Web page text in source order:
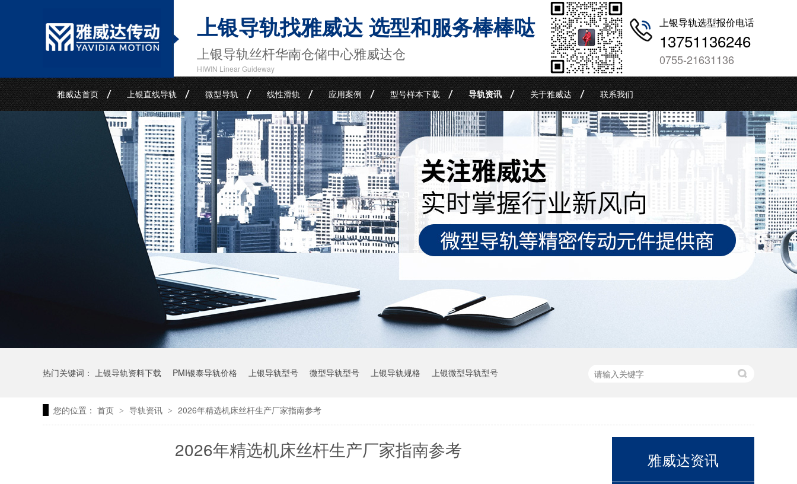
上银导轨找雅威达 选型和服务棒棒哒
上银导轨丝杆华南仓储中心雅威达仓
HIWIN Linear Guideway
上银导轨选型报价电话
13751136246
0755-21631136
雅威达首页 上银直线导轨 微型导轨 线性滑轨 应用案例 型号样本下载 导轨资讯 关于雅威达 联系我们
热门关键词： 上银导轨资料下载 PMI银泰导轨价格 上银导轨型号 微型导轨型号 上银导轨规格 上银微型导轨型号
您的位置： 首页 > 导轨资讯 > 2026年精选机床丝杆生产厂家指南参考
2026年精选机床丝杆生产厂家指南参考 雅威达资讯